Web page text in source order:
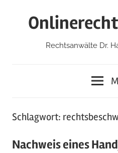
Rechtsanwälte Dr.
Schlagwort:
Nachweis eines